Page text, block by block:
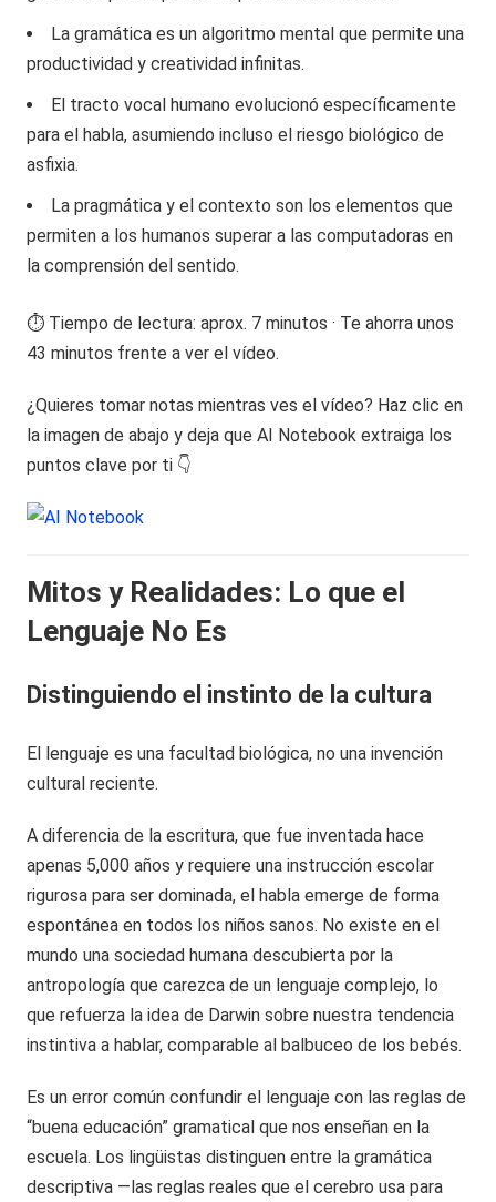
La gramática es un algoritmo mental que permite una
productividad y creatividad infinitas.
El tracto vocal humano evolucionó específicamente
para el habla, asumiendo incluso el riesgo biológico de
asfixia.
La pragmática y el contexto son los elementos que
permiten a los humanos superar a las computadoras en
la comprensión del sentido.
⏱️ Tiempo de lectura: aprox. 7 minutos · Te ahorra unos
43 minutos frente a ver el vídeo.
¿Quieres tomar notas mientras ves el vídeo? Haz clic en
la imagen de abajo y deja que AI Notebook extraiga los
puntos clave por ti 👇
Mitos y Realidades: Lo que el
Lenguaje No Es
Distinguiendo el instinto de la cultura
El lenguaje es una facultad biológica, no una invención
cultural reciente.
A diferencia de la escritura, que fue inventada hace
apenas 5,000 años y requiere una instrucción escolar
rigurosa para ser dominada, el habla emerge de forma
espontánea en todos los niños sanos. No existe en el
mundo una sociedad humana descubierta por la
antropología que carezca de un lenguaje complejo, lo
que refuerza la idea de Darwin sobre nuestra tendencia
instintiva a hablar, comparable al balbuceo de los bebés.
Es un error común confundir el lenguaje con las reglas de
“buena educación” gramatical que nos enseñan en la
escuela. Los lingüistas distinguen entre la gramática
descriptiva —las reglas reales que el cerebro usa para